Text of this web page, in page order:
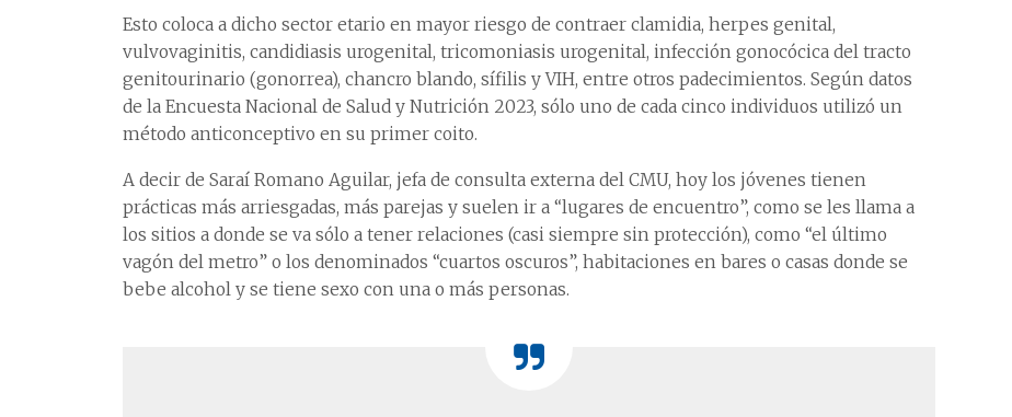
Esto coloca a dicho sector etario en mayor riesgo de contraer clamidia, herpes genital,
vulvovaginitis, candidiasis urogenital, tricomoniasis urogenital, infección gonocócica del tracto
genitourinario (gonorrea), chancro blando, sífilis y VIH, entre otros padecimientos. Según datos
de la Encuesta Nacional de Salud y Nutrición 2023, sólo uno de cada cinco individuos utilizó un
método anticonceptivo en su primer coito.
A decir de Saraí Romano Aguilar, jefa de consulta externa del CMU, hoy los jóvenes tienen
prácticas más arriesgadas, más parejas y suelen ir a “lugares de encuentro”, como se les llama a
los sitios a donde se va sólo a tener relaciones (casi siempre sin protección), como “el último
vagón del metro” o los denominados “cuartos oscuros”, habitaciones en bares o casas donde se
bebe alcohol y se tiene sexo con una o más personas.